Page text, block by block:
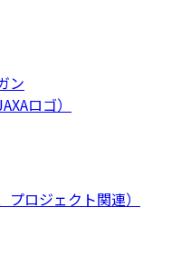
ン
ロゴ）
ロジェクト関連）